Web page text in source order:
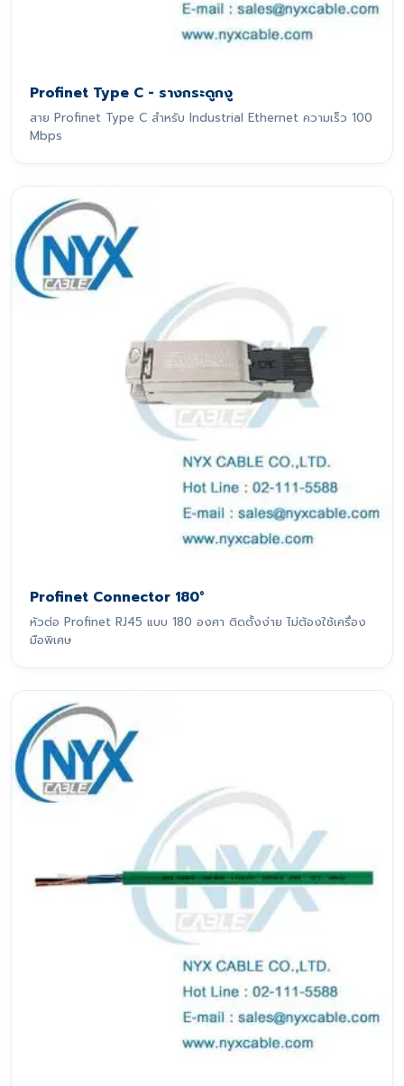
Profinet Type C - รางกระดูกงู
สาย Profinet Type C สำหรับ Industrial Ethernet ความเร็ว 100
Mbps
Profinet Connector 180°
หัวต่อ Profinet RJ45 แบบ 180 องศา ติดตั้งง่าย ไม่ต้องใช้เครื่อง
มือพิเศษ